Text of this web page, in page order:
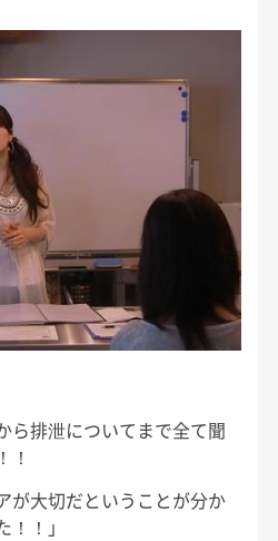
ら排泄についてまで全て聞
！
が大切だということが分か
！」